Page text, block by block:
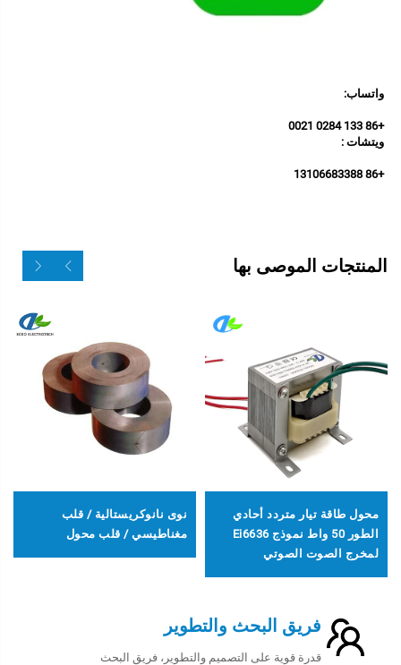
واتساب:
+86 133 0284 0021
ويتشات :
+86 13106683388
المنتجات الموصى بها
محول طاقة تيار متردد أحادي
الطور 50 واط نموذج Ei6636
لمخرج الصوت الصوتي
نوى نانوكريستالية / قلب
مغناطيسي / قلب محول
فريق البحث والتطوير
قدرة قوية على التصميم والتطوير، فريق البحث